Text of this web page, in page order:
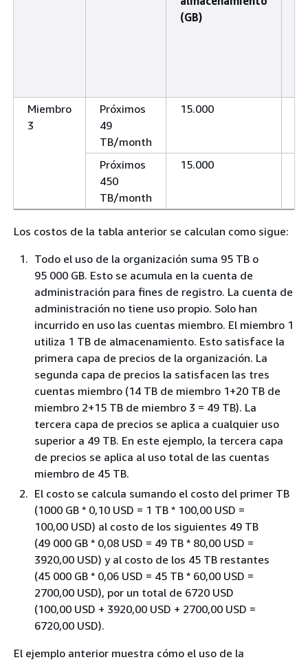
(GB)
Miembro
3
Próximos
49
TB/month
15.000
Próximos
450
TB/month
15.000
Los costos de la tabla anterior se calculan como sigue:
Todo el uso de la organización suma 95 TB o
95 000 GB. Esto se acumula en la cuenta de
administración para fines de registro. La cuenta de
administración no tiene uso propio. Solo han
incurrido en uso las cuentas miembro. El miembro 1
utiliza 1 TB de almacenamiento. Esto satisface la
primera capa de precios de la organización. La
segunda capa de precios la satisfacen las tres
cuentas miembro (14 TB de miembro 1+20 TB de
miembro 2+15 TB de miembro 3 = 49 TB). La
tercera capa de precios se aplica a cualquier uso
superior a 49 TB. En este ejemplo, la tercera capa
de precios se aplica al uso total de las cuentas
miembro de 45 TB.
El costo se calcula sumando el costo del primer TB
(1000 GB * 0,10 USD = 1 TB * 100,00 USD =
100,00 USD) al costo de los siguientes 49 TB
(49 000 GB * 0,08 USD = 49 TB * 80,00 USD =
3920,00 USD) y al costo de los 45 TB restantes
(45 000 GB * 0,06 USD = 45 TB * 60,00 USD =
2700,00 USD), por un total de 6720 USD
(100,00 USD + 3920,00 USD + 2700,00 USD =
6720,00 USD).
El ejemplo anterior muestra cómo el uso de la